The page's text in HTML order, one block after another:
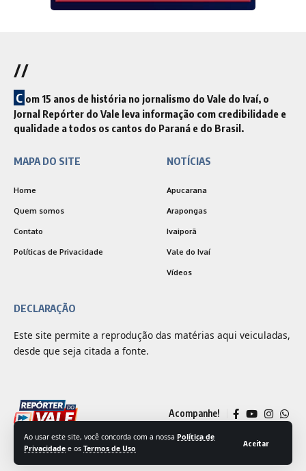
Ao usar este site, você concorda com a nossa Política de
Privacidade e os Termos de Uso
Aceitar
//
C om 15 anos de história no jornalismo do Vale do Ivaí, o
Jornal Repórter do Vale leva informação com credibilidade e
qualidade a todos os cantos do Paraná e do Brasil.
MAPA DO SITE
Home
Quem somos
Contato
Políticas de Privacidade
NOTÍCIAS
Apucarana
Arapongas
Ivaiporã
Vale do Ivaí
Vídeos
DECLARAÇÃO
Este site permite a reprodução das matérias aqui veiculadas,
desde que seja citada a fonte.
Acompanhe!
© 2025 Jornal Repórter do Vale | Desenvolvido por